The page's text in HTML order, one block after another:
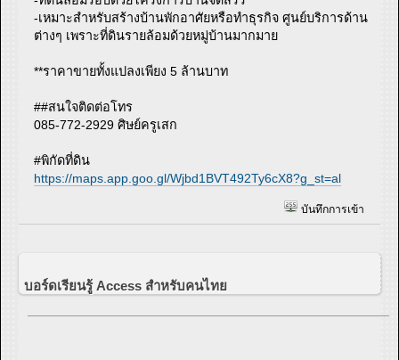
-เหมาะสำหรับสร้างบ้านพักอาศัยหรือทำธุรกิจ ศูนย์บริการด้าน
ต่างๆ เพราะที่ดินรายล้อมด้วยหมู่บ้านมากมาย
**ราคาขายทั้งแปลงเพียง 5 ล้านบาท
##สนใจติดต่อโทร
085-772-2929 ศิษย์ครูเสก
#พิกัดที่ดิน
https://maps.app.goo.gl/Wjbd1BVT492Ty6cX8?g_st=al
บันทึกการเข้า
บอร์ดเรียนรู้ Access สำหรับคนไทย